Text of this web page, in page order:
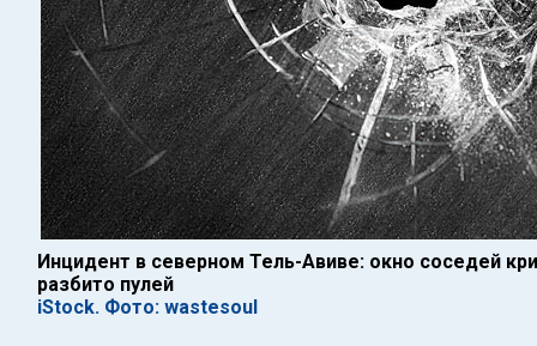
Инцидент в северном Тель-Авиве: окно соседей
разбито пулей
iStock. Фото: wastesoul